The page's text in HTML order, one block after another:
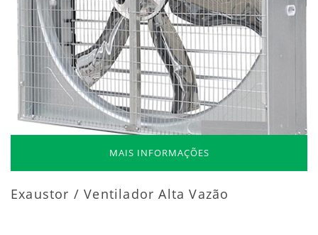
MAIS INFORMAÇÕES
Exaustor / Ventilador Alta Vazão